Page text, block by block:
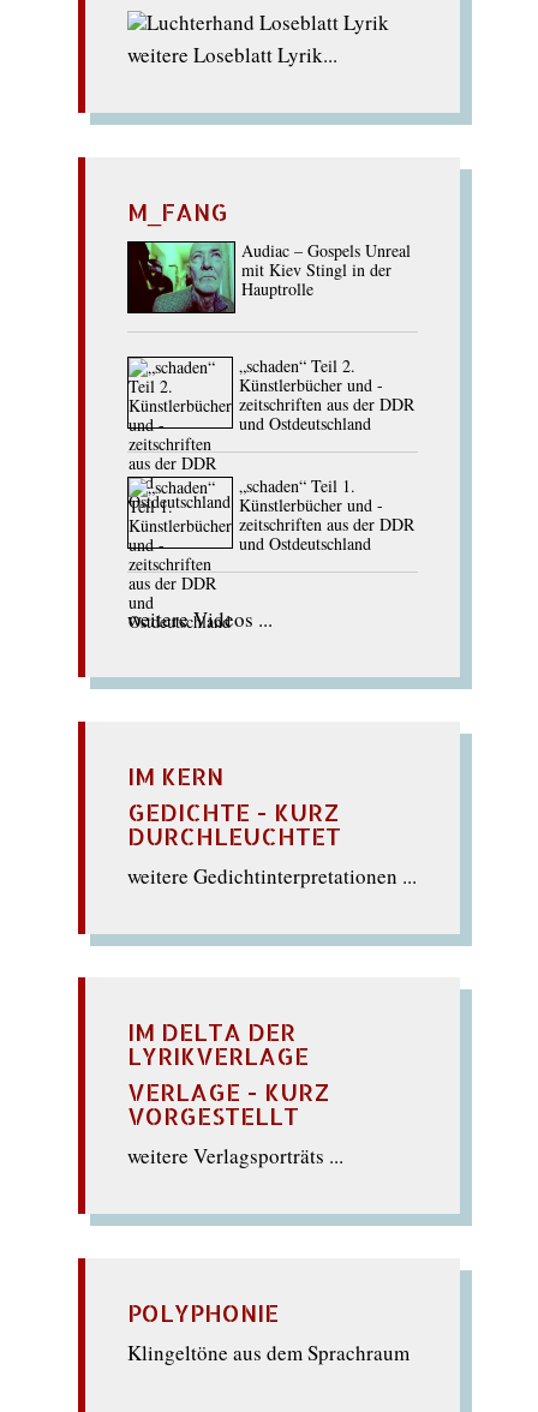
weitere Loseblatt Lyrik...
M_FANG
Audiac – Gospels Unreal
mit Kiev Stingl in der
Hauptrolle
„schaden“ Teil 2.
Künstlerbücher und -
zeitschriften aus der DDR
und Ostdeutschland
„schaden“ Teil 1.
Künstlerbücher und -
zeitschriften aus der DDR
und Ostdeutschland
weitere Videos ...
IM KERN
GEDICHTE - KURZ
DURCHLEUCHTET
weitere Gedichtinterpretationen ...
IM DELTA DER
LYRIKVERLAGE
VERLAGE - KURZ
VORGESTELLT
weitere Verlagsporträts ...
POLYPHONIE
Klingeltöne aus dem Sprachraum